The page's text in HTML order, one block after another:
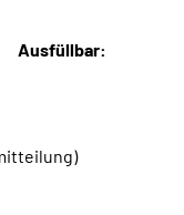
Ausfüllbar: